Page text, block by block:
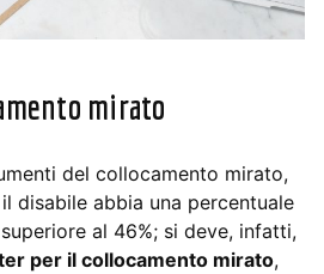
mirato
del collocamento mirato,
disabile abbia una percentuale
al 46%; si deve, infatti,
per il collocamento mirato,